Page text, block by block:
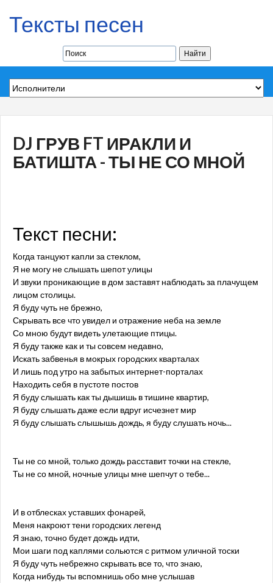
Тексты песен
DJ ГРУВ FT ИРАКЛИ И
БАТИШТА - ТЫ НЕ СО МНОЙ
Текст песни:
Когда танцуют капли за стеклом,
Я не могу не слышать шепот улицы
И звуки проникающие в дом заставят наблюдать за плачущем
лицом столицы.
Я буду чуть не брежно,
Скрывать все что увидел и отражение неба на земле
Со мною будут видеть улетающие птицы.
Я буду также как и ты совсем недавно,
Искать забвенья в мокрых городских кварталах
И лишь под утро на забытых интернет-порталах
Находить себя в пустоте постов
Я буду слышать как ты дышишь в тишине квартир,
Я буду слышать даже если вдруг исчезнет мир
Я буду слышать слышышь дождь, я буду слушать ночь...
Ты не со мной, только дождь расставит точки на стекле,
Ты не со мной, ночные улицы мне шепчут о тебе...
И в отблесках уставших фонарей,
Меня накроют тени городских легенд
Я знаю, точно будет дождь идти,
Мои шаги под каплями сольются с ритмом уличной тоски
Я буду чуть небрежно скрывать все то, что знаю,
Когда нибудь ты вспомнишь обо мне услышав